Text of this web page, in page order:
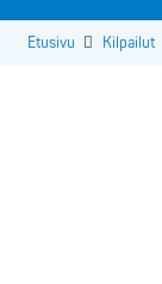
Etusivu Kilpailut